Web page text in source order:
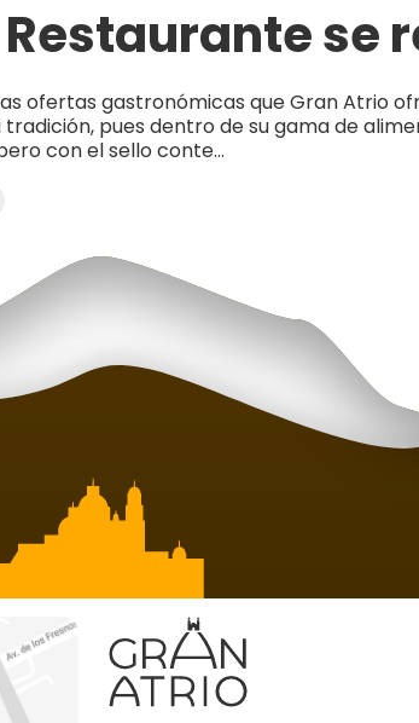
Restaurante se
ofertas gastronómicas que Gran Atrio
pues dentro de su gama de
con el sello conte...